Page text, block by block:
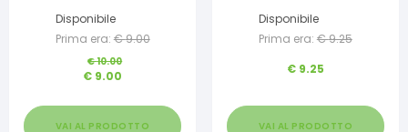
MONOUSO 15X8 CM
ANTIBATTERICO 5 PEZZI
Disponibile
Prima era: €9.00
€10.00
€ 9.00
VAI AL PRODOTTO
Disponibile
Prima era: €9.25
€ 9.25
VAI AL PRODOTTO